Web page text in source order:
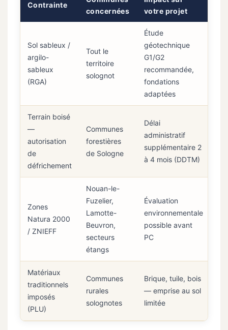
Contrainte
concernées
votre projet
Sol sableux /
argilo-
sableux
(RGA)
Tout le
territoire
solognot
Étude
géotechnique
G1/G2
recommandée,
fondations
adaptées
Terrain boisé
—
autorisation
de
défrichement
Communes
forestières
de Sologne
Délai
administratif
supplémentaire 2
à 4 mois (DDTM)
Zones
Natura 2000
/ ZNIEFF
Nouan-le-
Fuzelier,
Lamotte-
Beuvron,
secteurs
étangs
Évaluation
environnementale
possible avant
PC
Matériaux
traditionnels
imposés
(PLU)
Communes
rurales
solognotes
Brique, tuile, bois
— emprise au sol
limitée